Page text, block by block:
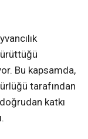
Bu kapsamda,
tarafından
katkı